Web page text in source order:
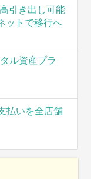
引き出し可能
ットで移行へ
ル資産プラ
払いを全店舗